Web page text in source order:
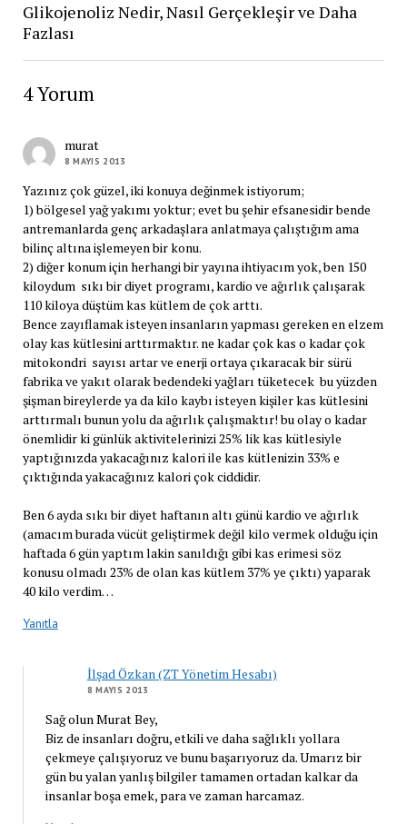
Glikojenoliz Nedir, Nasıl Gerçekleşir ve Daha
Fazlası
4 Yorum
murat
8 MAYIS 2013
Yazınız çok güzel, iki konuya değinmek istiyorum;
1) bölgesel yağ yakımı yoktur; evet bu şehir efsanesidir bende
antremanlarda genç arkadaşlara anlatmaya çalıştığım ama
bilinç altına işlemeyen bir konu.
2) diğer konum için herhangi bir yayına ihtiyacım yok, ben 150
kiloydum sıkı bir diyet programı, kardio ve ağırlık çalışarak
110 kiloya düştüm kas kütlem de çok arttı.
Bence zayıflamak isteyen insanların yapması gereken en elzem
olay kas kütlesini arttırmaktır. ne kadar çok kas o kadar çok
mitokondri sayısı artar ve enerji ortaya çıkaracak bir sürü
fabrika ve yakıt olarak bedendeki yağları tüketecek bu yüzden
şişman bireylerde ya da kilo kaybı isteyen kişiler kas kütlesini
arttırmalı bunun yolu da ağırlık çalışmaktır! bu olay o kadar
önemlidir ki günlük aktivitelerinizi 25% lik kas kütlesiyle
yaptığınızda yakacağınız kalori ile kas kütlenizin 33% e
çıktığında yakacağınız kalori çok ciddidir.
Ben 6 ayda sıkı bir diyet haftanın altı günü kardio ve ağırlık
(amacım burada vücüt geliştirmek değil kilo vermek olduğu için
haftada 6 gün yaptım lakin sanıldığı gibi kas erimesi söz
konusu olmadı 23% de olan kas kütlem 37% ye çıktı) yaparak
40 kilo verdim…
Yanıtla
İlşad Özkan (ZT Yönetim Hesabı)
8 MAYIS 2013
Sağ olun Murat Bey,
Biz de insanları doğru, etkili ve daha sağlıklı yollara
çekmeye çalışıyoruz ve bunu başarıyoruz da. Umarız bir
gün bu yalan yanlış bilgiler tamamen ortadan kalkar da
insanlar boşa emek, para ve zaman harcamaz.